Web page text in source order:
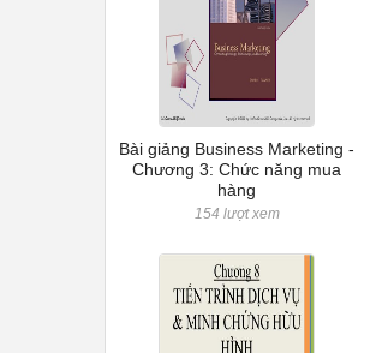
Bài giảng Business Marketing -
Chương 3: Chức năng mua
hàng
154 lượt xem